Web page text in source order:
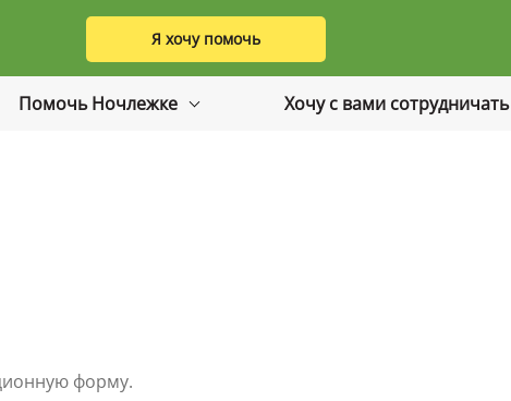
Я хочу помочь
Помочь Ночлежке Хочу с вами сотрудничать
форму.